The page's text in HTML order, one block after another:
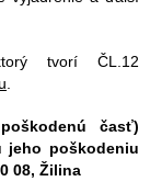
tvorí ČL.12
časť)
jeho poškodeniu
08, Žilina